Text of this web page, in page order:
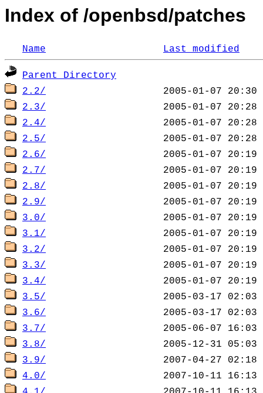
Index of /openbsd/patches
Name Last modified
Parent Directory
2.2/
2.3/
2.4/
2.5/
2.6/
2.7/
2.8/
2.9/
3.0/
3.1/
3.2/
3.3/
3.4/
3.5/
3.6/
3.7/
3.8/
3.9/
4.0/